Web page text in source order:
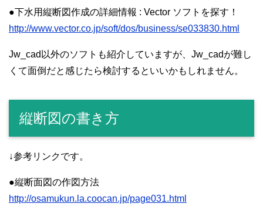
●下水用縦断図作成の詳細情報 : Vector ソフトを探す！
http://www.vector.co.jp/soft/dos/business/se033830.html
Jw_cad以外のソフトも紹介していますが、Jw_cadが難し
くて面倒だと感じたら検討するといいかもしれません。
縦断図の書き方
↓参考リンクです。
●縦断面図の作図方法
http://osamukun.la.coocan.jp/page031.html